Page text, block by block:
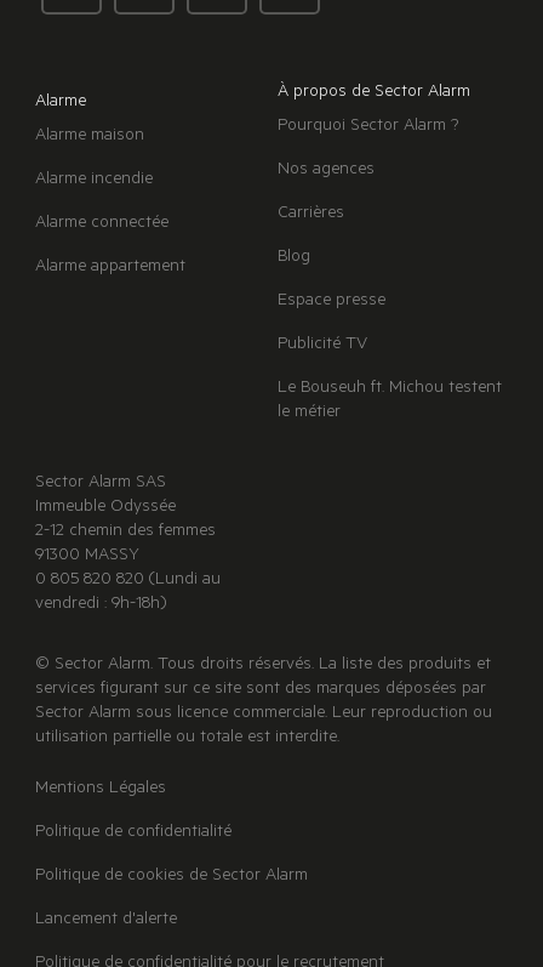
Alarme
Alarme maison
Alarme incendie
Alarme connectée
Alarme appartement
À propos de Sector Alarm
Pourquoi Sector Alarm ?
Nos agences
Carrières
Blog
Espace presse
Publicité TV
Le Bouseuh ft. Michou testent
le métier
Sector Alarm SAS
Immeuble Odyssée
2-12 chemin des femmes
91300 MASSY
0 805 820 820 (Lundi au
vendredi : 9h-18h)
© Sector Alarm. Tous droits réservés. La liste des produits et
services figurant sur ce site sont des marques déposées par
Sector Alarm sous licence commerciale. Leur reproduction ou
utilisation partielle ou totale est interdite.
Mentions Légales
Politique de confidentialité
Politique de cookies de Sector Alarm
Lancement d'alerte